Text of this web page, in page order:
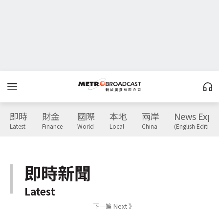
即時
Latest
財金
Finance
國際
World
本地
Local
兩岸
China
News
(English Edition)
即時新聞
Latest
下一篇 Next 》